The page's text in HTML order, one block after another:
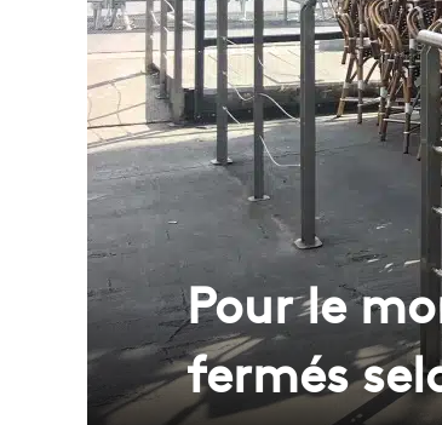
Pour le
fermés